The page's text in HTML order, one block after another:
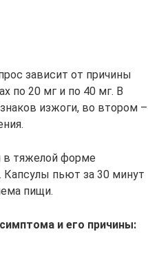
зависит от причины
по 20 мг и по 40 мг. В
изжоги, во втором –
в тяжелой форме
Капсулы пьют за 30 минут
пищи.
и его причины: